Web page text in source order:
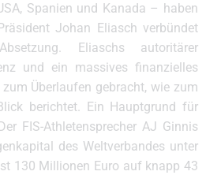
Spanien und Kanada – haben
Johan Eliasch verbündet
Eliaschs autoritärer
und ein massives finanzielles
Überlaufen gebracht, wie zum
berichtet. Ein Hauptgrund für
FIS-Athletensprecher AJ Ginnis
des Weltverbandes unter
130 Millionen Euro auf knapp 43